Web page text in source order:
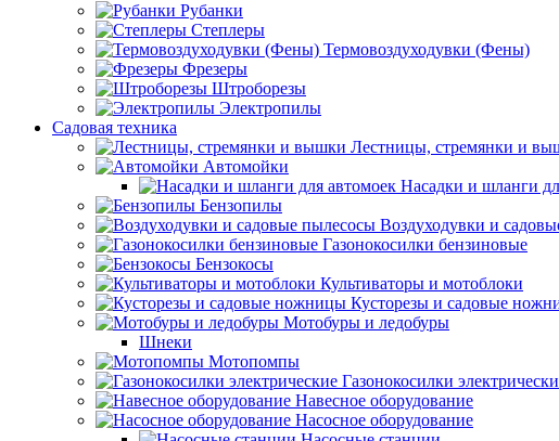
Рубанки
Степлеры
Термовоздуходувки (Фены)
Фрезеры
Штроборезы
Электропилы
Садовая техника
Лестницы, стремянки и
Автомойки
Насадки и шланги
Бензопилы
Воздуходувки и
Газонокосилки бензиновые
Бензокосы
Культиваторы и мотоблоки
Кусторезы и садовые
Мотобуры и ледобуры
Шнеки
Мотопомпы
Газонокосилки
Навесное оборудование
Насосное оборудование